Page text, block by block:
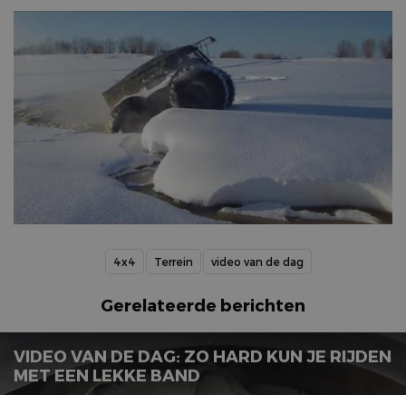
4x4 Terrein video van de dag
Gerelateerde berichten
VIDEO VAN DE DAG: ZO HARD KUN JE RIJDEN
MET EEN LEKKE BAND